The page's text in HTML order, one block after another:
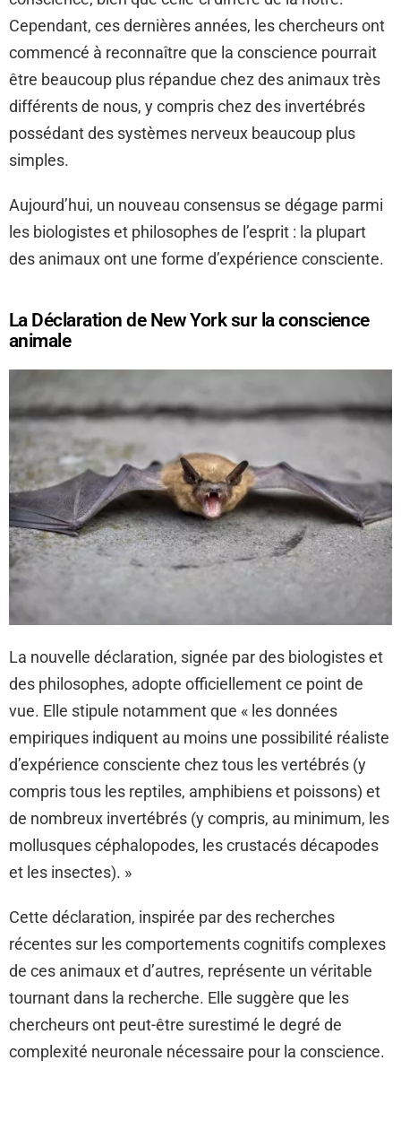
Cependant, ces dernières années, les chercheurs ont
commencé à reconnaître que la conscience pourrait
être beaucoup plus répandue chez des animaux très
différents de nous, y compris chez des invertébrés
possédant des systèmes nerveux beaucoup plus
simples.
Aujourd’hui, un nouveau consensus se dégage parmi
les biologistes et philosophes de l’esprit : la plupart
des animaux ont une forme d’expérience consciente.
La Déclaration de New York sur la conscience
animale
La nouvelle déclaration, signée par des biologistes et
des philosophes, adopte officiellement ce point de
vue. Elle stipule notamment que « les données
empiriques indiquent au moins une possibilité réaliste
d’expérience consciente chez tous les vertébrés (y
compris tous les reptiles, amphibiens et poissons) et
de nombreux invertébrés (y compris, au minimum, les
mollusques céphalopodes, les crustacés décapodes
et les insectes). »
Cette déclaration, inspirée par des recherches
récentes sur les comportements cognitifs complexes
de ces animaux et d’autres, représente un véritable
tournant dans la recherche. Elle suggère que les
chercheurs ont peut-être surestimé le degré de
complexité neuronale nécessaire pour la conscience.